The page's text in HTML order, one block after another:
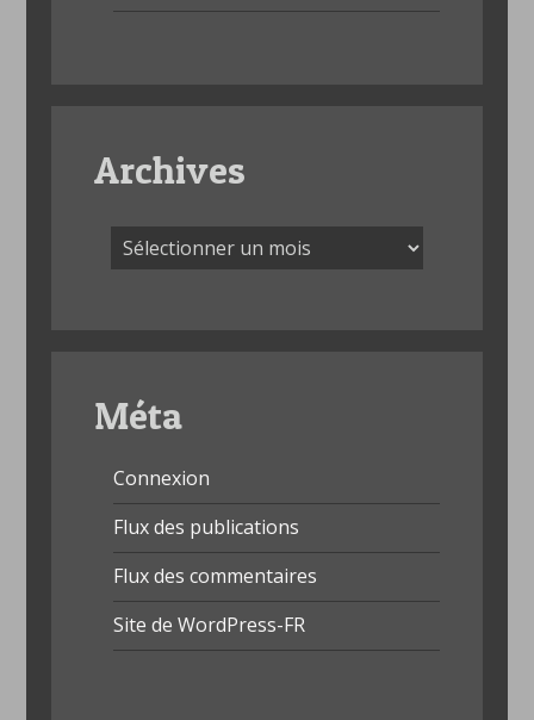
Archives
Archives
Méta
Connexion
Flux des publications
Flux des commentaires
Site de WordPress-FR